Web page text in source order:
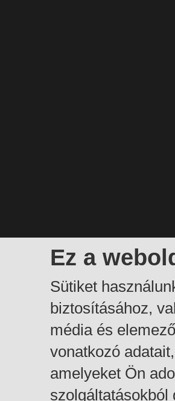
Ez a
Sütiket
biztosításához,
média és
vonatkozó
amelyeket Ön
szolgáltatásokból